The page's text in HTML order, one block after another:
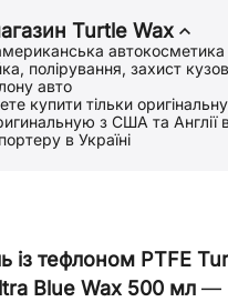
Turtle Wax
автокосметика
полірування, захист
авто
купити тільки оригінальну
з США та Англії
в Україні
із тефлоном PTFE
Blue Wax 500 мл —